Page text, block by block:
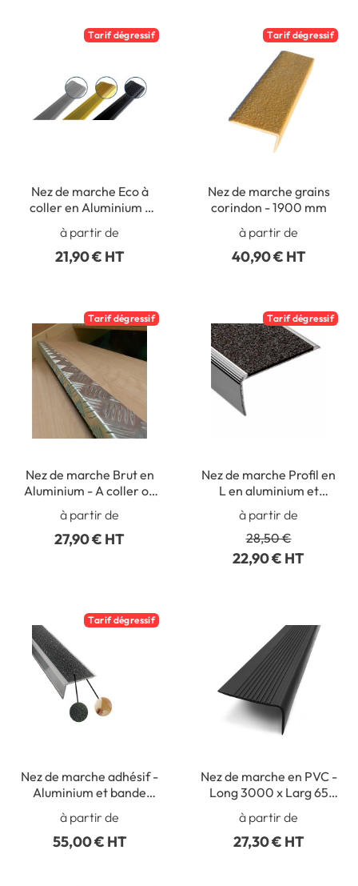
Tarif dégressif
Nez de marche Eco à
coller en Aluminium -
Intérieur/Extérieur -
Longueur 2 mètres
à partir de
21,90 € HT
Tarif dégressif
Nez de marche grains
corindon - 1900 mm
à partir de
40,90 € HT
Tarif dégressif
Nez de marche Brut en
Aluminium - A coller ou
Intérieur/Extérieur
à partir de
27,90 € HT
Tarif dégressif
Nez de marche Profil en
L en aluminium et
polymère
à partir de
28,50 €
22,90 € HT
Tarif dégressif
Nez de marche adhésif -
Aluminium et bande
antidérapante
à partir de
55,00 € HT
Nez de marche en PVC -
Long 3000 x Larg 65
mm - Intérieur
à partir de
27,30 € HT